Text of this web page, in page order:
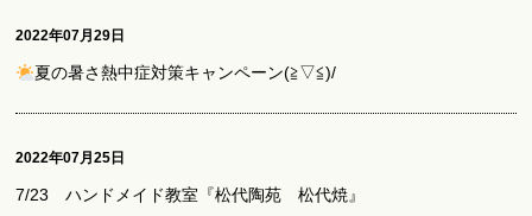
2022年07月29日
夏の暑さ熱中症対策キャンペーン(≧▽≦)/
2022年07月25日
7/23 ハンドメイド教室『松代陶苑 松代焼』